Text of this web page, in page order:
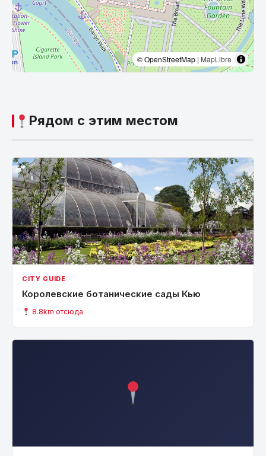
© OpenStreetMap | MapLibre
Рядом с этим местом
CITY GUIDE
Королевские ботанические сады Кью
8.8km отсюда